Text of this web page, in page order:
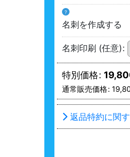
?
名刺を作
名刺印刷 (任意):
特別価格:
通常販売価格:
返品特約に関